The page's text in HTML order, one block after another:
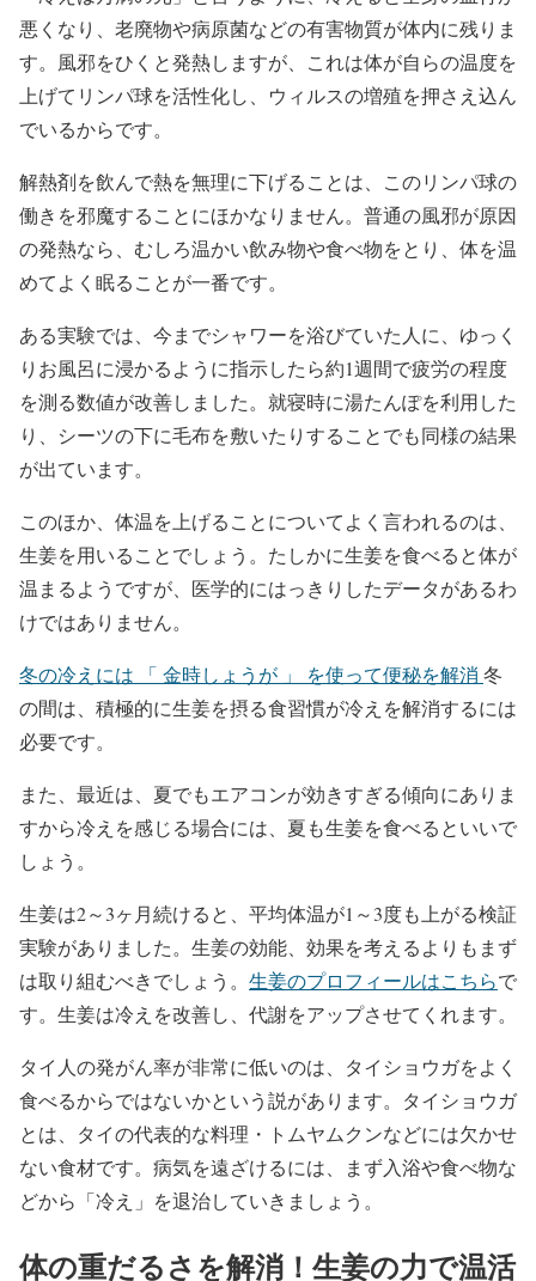
悪くなり、老廃物や病原菌などの有害物質が体内に残りま
す。風邪をひくと発熱しますが、これは体が自らの温度を
上げてリンパ球を活性化し、ウィルスの増殖を押さえ込ん
でいるからです。
解熱剤を飲んで熱を無理に下げることは、このリンパ球の
働きを邪魔することにほかなりません。普通の風邪が原因
の発熱なら、むしろ温かい飲み物や食べ物をとり、体を温
めてよく眠ることが一番です。
ある実験では、今までシャワーを浴びていた人に、ゆっく
りお風呂に浸かるように指示したら約1週間で疲労の程度
を測る数値が改善しました。就寝時に湯たんぽを利用した
り、シーツの下に毛布を敷いたりすることでも同様の結果
が出ています。
このほか、体温を上げることについてよく言われるのは、
生姜を用いることでしょう。たしかに生姜を食べると体が
温まるようですが、医学的にはっきりしたデータがあるわ
けではありません。
冬の冷えには 「 金時しょうが 」 を使って便秘を解消 冬
の間は、積極的に生姜を摂る食習慣が冷えを解消するには
必要です。
また、最近は、夏でもエアコンが効きすぎる傾向にありま
すから冷えを感じる場合には、夏も生姜を食べるといいで
しょう。
生姜は2～3ヶ月続けると、平均体温が1～3度も上がる検証
実験がありました。生姜の効能、効果を考えるよりもまず
は取り組むべきでしょう。 生姜のプロフィールはこちらで
す。生姜は冷えを改善し、代謝をアップさせてくれます。
タイ人の発がん率が非常に低いのは、タイショウガをよく
食べるからではないかという説があります。タイショウガ
とは、タイの代表的な料理・トムヤムクンなどには欠かせ
ない食材です。病気を遠ざけるには、まず入浴や食べ物な
どから「冷え」を退治していきましょう。
体の重だるさを解消！生姜の力で温活